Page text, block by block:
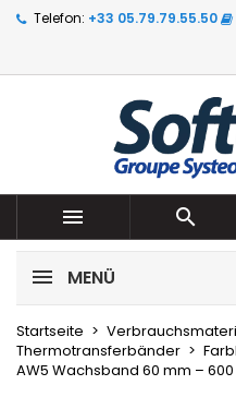
Telefon: +33 05.79.79.55.50
 
MENÜ
Startseite
Thermotransferbänder
AW5 Wachsband 60 mm –